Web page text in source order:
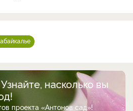
насколько вы
проекта «Антонов сад»!